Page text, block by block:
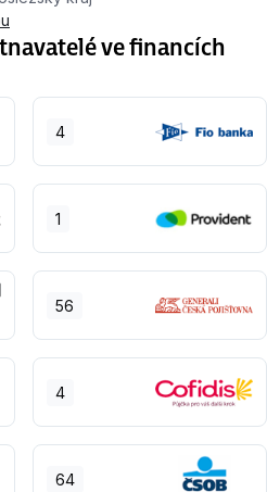
ve financích
4
1
56
4
64